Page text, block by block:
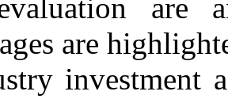
are
are
investment